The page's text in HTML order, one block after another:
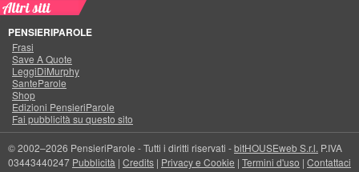
Altri siti
PENSIERIPAROLE
Frasi
Save A Quote
LeggiDiMurphy
SanteParole
Shop
Edizioni PensieriParole
Fai pubblicità su questo sito
© 2002–2026 PensieriParole - Tutti i diritti riservati -bitHOUSEweb S.r.l. P.IVA
03443440247 Pubblicità | Credits | Privacy e Cookie | Termini d'uso | Contattaci